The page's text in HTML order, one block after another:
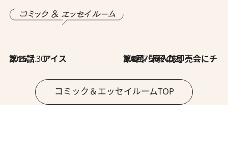
2026.7.30
第15話 アイス 2026.7.30
第8回「同人誌即売会にチャレンジ その2」
コミック＆エッセイルームTOP